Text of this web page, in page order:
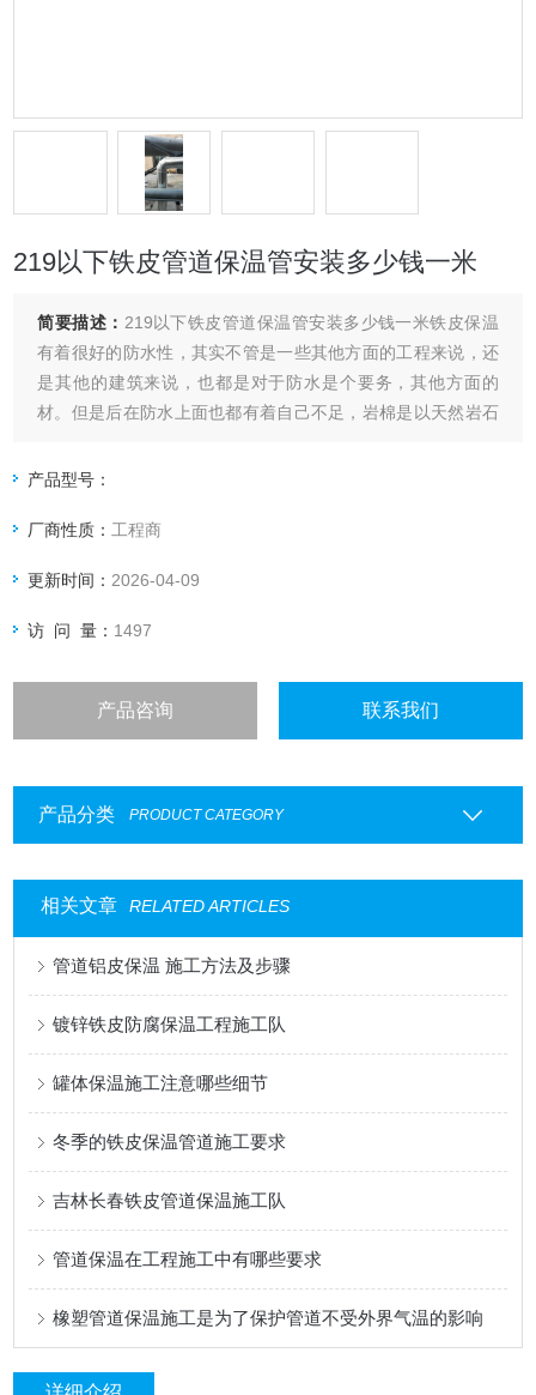
219以下铁皮管道保温管安装多少钱一米
简要描述： 219以下铁皮管道保温管安装多少钱一米铁皮保温
有着很好的防水性，其实不管是一些其他方面的工程来说，还
是其他的建筑来说，也都是对于防水是个要务，其他方面的
材。但是后在防水上面也都有着自己不足，岩棉是以天然岩石
产品型号：
厂商性质： 工程商
更新时间： 2026-04-09
访 问 量： 1497
产品咨询 联系我们
产品分类 PRODUCT CATEGORY
相关文章 RELATED ARTICLES
管道铝皮保温 施工方法及步骤
镀锌铁皮防腐保温工程施工队
罐体保温施工注意哪些细节
冬季的铁皮保温管道施工要求
吉林长春铁皮管道保温施工队
管道保温在工程施工中有哪些要求
橡塑管道保温施工是为了保护管道不受外界气温的影响